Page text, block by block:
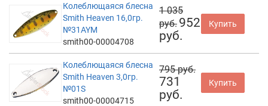
Колеблющаяся блесна
Smith Heaven 16,0гр.
№31AYM
smith00-00004708
1 035
руб. 952
руб.
Купить
Колеблющаяся блесна
Smith Heaven 3,0гр.
№01S
smith00-00004715
795 руб.
731
руб.
Купить